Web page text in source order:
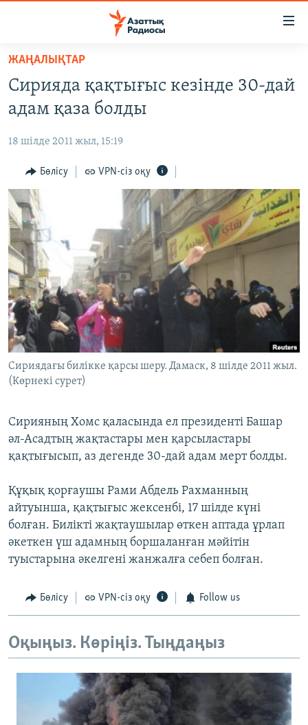
Skip
main
content
to
Navigation
Skip
to
Search
САЯСАТ
ҚАҢТАР ОҚИҒАСЫ
АДАМ ҚҰҚЫҚТАРЫ
ӘЛЕУМЕТ
ӘЛЕМ
АРНАЙЫ ЖОБАЛАР
Русский
ЖАЗЫЛЫҢЫЗ
Басқа тілдерде
ЖАҢАЛЫҚТАР
Сирияда қақтығыс кезінде 30-дай
адам қаза болды
18 шілде 2011 жыл, 15:19
Бөлісу VPN-сіз оқу
Сириядағы билікке қарсы шеру. Дамаск, 8 шілде 2011 жыл.
(Көрнекі сурет)
Сирияның Хомс қаласында ел президенті Башар
әл-Асадтың жақтастары мен қарсыластары
қақтығысып, аз дегенде 30-дай адам мерт болды.
Құқық қорғаушы Рами Абдель Рахманның
айтуынша, қақтығыс жексенбі, 17 шілде күні
болған. Билікті жақтаушылар өткен аптада ұрлап
әкеткен үш адамның боршаланған мәйітін
туыстарына әкелгені жанжалға себеп болған.
Бөлісу VPN-сіз оқу Follow us
Оқыңыз. Көріңіз. Тыңдаңыз